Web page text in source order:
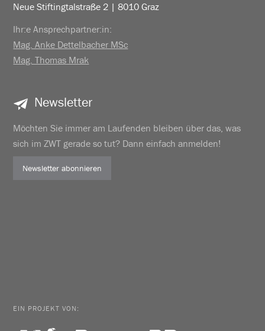
Neue Stiftingtalstraße 2 | 8010 Graz
Ihr:e Ansprechpartner:in:
Mag. Anke Dettelbacher MSc
Mag. Thomas Mrak
Newsletter
Möchten Sie immer am Laufenden bleiben über das, was
sich im ZWT gerade so tut? Dann einfach anmelden!
Newsletter abonnieren
EIN PROJEKT VON: